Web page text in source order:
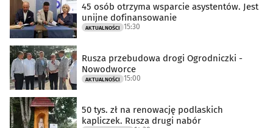
45 osób otrzyma wsparcie asystentów. Jest
unijne dofinansowanie
AKTUALNOŚCI 15:30
Rusza przebudowa drogi Ogrodniczki -
Nowodworce
AKTUALNOŚCI 15:00
50 tys. zł na renowację podlaskich
kapliczek. Rusza drugi nabór